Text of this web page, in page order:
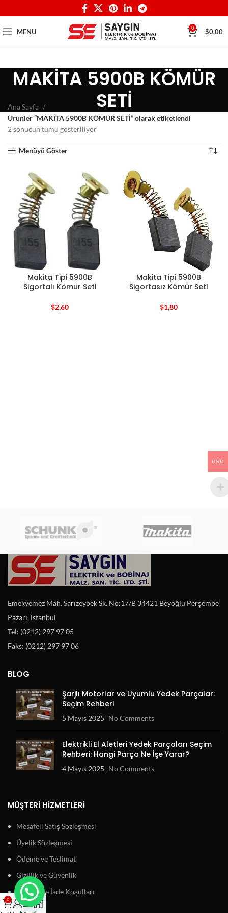
MENU 0 $0,00
MAKİTA 5900B KÖMÜR
SETİ
Ana Sayfa
Ürünler “MAKİTA 5900B KÖMÜR SETİ” olarak etiketlendi
2 sonucun tümü gösteriliyor
Menüyü Göster
Makita Tipi 5900B
Sigortalı Kömür Seti
$2,60
Makita Tipi 5900B
Sigortasız Kömür Seti
$1,80
Emekyemez Mah. Sarızeybek Sk. No:17/B 34421 Beyoğlu Perşembe
Pazarı, İstanbul
Tel: (0212) 297 97 05
Faks: (0212) 297 97 06
BLOG
Şarjlı Motorlar ve Uyumlu Yedek Parçalar:
Seçim Rehberi
5 Mayıs 2025 No Comments
Elektrikli El Aletleri Yedek Parçaları Seçim
Rehberi: Hangi Parça Ne İşe Yarar?
4 Mayıs 2025 No Comments
MÜŞTERI HIZMETLERI
Mesafeli Satış Sözleşmesi
Üyelik Sözleşmesi
Ödeme ve Teslimat
Gizlilik ve Güvenlik
Garanti ve İade Koşulları
USD
0